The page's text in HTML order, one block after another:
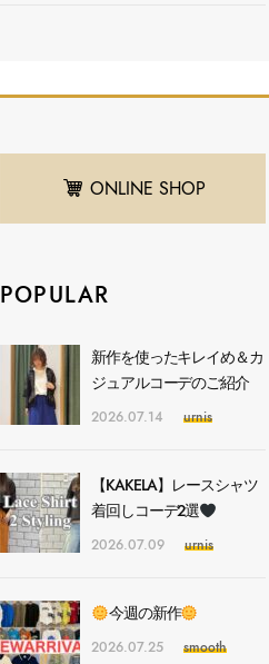
ONLINE SHOP
POPULAR
新作を使ったキレイめ＆カ
ジュアルコーデのご紹介
2026.07.14 urnis
【KAKELA】レースシャツ
着回しコーデ2選
2026.07.09 urnis
今週の新作
2026.07.25 smooth